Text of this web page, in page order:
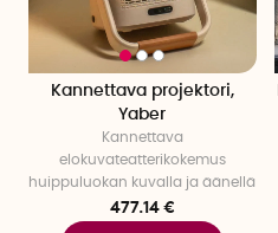
Kannettava projektori,
Yaber
Kannettava
elokuvateatterikokemus
huippuluokan kuvalla ja äänellä
477.14 €